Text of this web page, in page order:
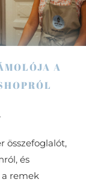
A
összefoglalót,
és
remek